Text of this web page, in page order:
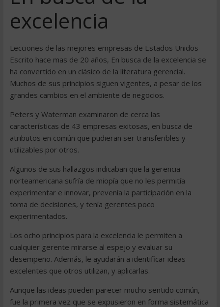
excelencia
Lecciones de las mejores empresas de Estados Unidos
Escrito hace mas de 20 años, En busca de la excelencia se
ha convertido en un clásico de la literatura gerencial.
Muchos de sus principios siguen vigentes, a pesar de los
grandes cambios en el ambiente de negocios.
Peters y Waterman examinaron de cerca las
características de 43 empresas exitosas, en busca de
atributos en común que pudieran ser transferibles y
utilizables por otros.
Algunos de sus hallazgos indicaban que la gerencia
norteamericana sufría de miopía que no les permitía
experimentar e innovar, prevenía la participación en la
toma de decisiones, y tenía gerentes poco
experimentados.
Los ocho principios para la excelencia le permiten a
cualquier gerente mirarse al espejo y evaluar su
desempeño. Además, le ayudarán a identificar ideas
excelentes que otros utilizan, y aplicarlas.
Aunque las ideas pueden parecer mucho sentido común,
fue la primera vez que se expusieron en forma sistemática